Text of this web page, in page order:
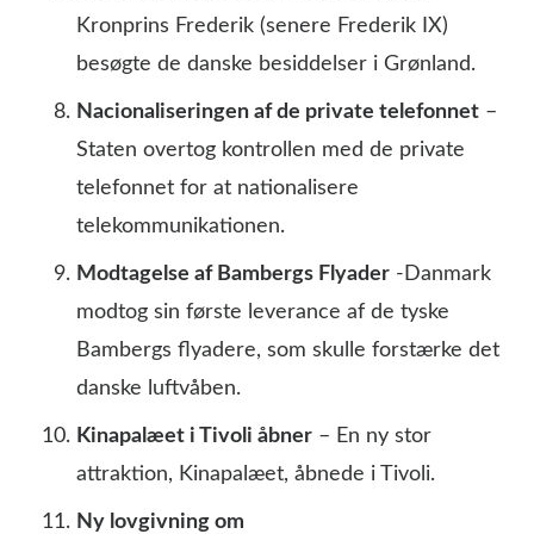
Kronprins Frederik (senere Frederik IX)
besøgte de danske besiddelser i Grønland.
Nacionaliseringen af de private telefonnet –
Staten overtog kontrollen med de private
telefonnet for at nationalisere
telekommunikationen.
Modtagelse af Bambergs Flyader -Danmark
modtog sin første leverance af de tyske
Bambergs flyadere, som skulle forstærke det
danske luftvåben.
Kinapalæet i Tivoli åbner – En ny stor
attraktion, Kinapalæet, åbnede i Tivoli.
Ny lovgivning om